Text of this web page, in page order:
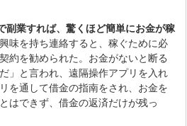
副業すれば、驚くほど簡単にお金が稼
味を持ち連絡すると、稼ぐために必
約を勧められた。お金がないと断る
」と言われ、遠隔操作アプリを入れ
を通して借金の指南をされ、お金を
はできず、借金の返済だけが残っ